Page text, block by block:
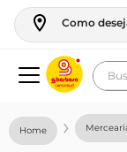
Como
geladeira